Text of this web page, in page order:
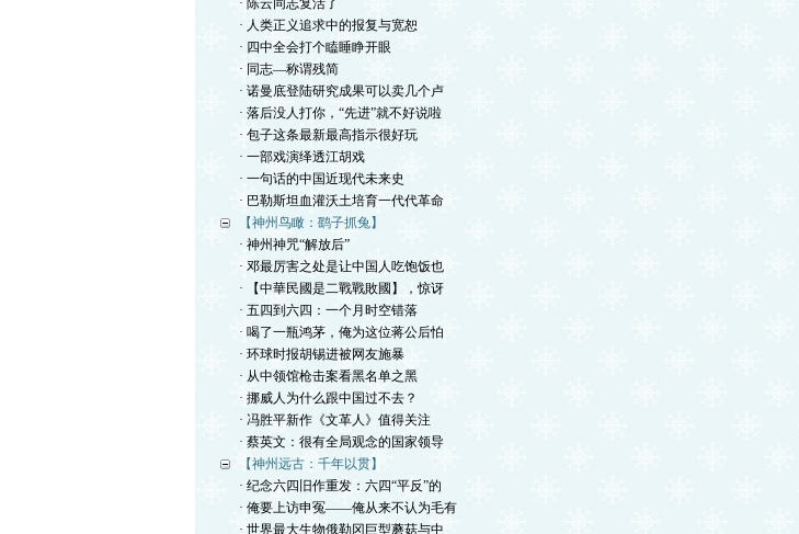
· 陈云同志复活了
· 人类正义追求中的报复与宽恕
· 四中全会打个瞌睡睁开眼
· 同志—称谓残简
· 诺曼底登陆研究成果可以卖几个卢
· 落后没人打你，“先进”就不好说啦
· 包子这条最新最高指示很好玩
· 一部戏演绎透江胡戏
· 一句话的中国近现代未来史
· 巴勒斯坦血灌沃土培育一代代革命
【神州鸟瞰：鹞子抓兔】
· 神州神咒“解放后”
· 邓最厉害之处是让中国人吃饱饭也
· 【中華民國是二戰戰敗國】，惊讶
· 五四到六四：一个月时空错落
· 喝了一瓶鸿茅，俺为这位蒋公后怕
· 环球时报胡锡进被网友施暴
· 从中领馆枪击案看黑名单之黑
· 挪威人为什么跟中国过不去？
· 冯胜平新作《文革人》值得关注
· 蔡英文：很有全局观念的国家领导
【神州远古：千年以贯】
· 纪念六四旧作重发：六四“平反”的
· 俺要上访申冤——俺从来不认为毛有
· 世界最大生物俄勒冈巨型蘑菇与中